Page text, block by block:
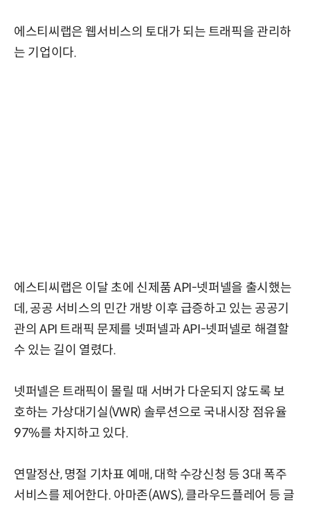
에스티씨랩은 웹서비스의 토대가 되는 트래픽을 관리하
는 기업이다.
에스티씨랩은 이달 초에 신제품 API-넷퍼넬을 출시했는
데, 공공 서비스의 민간 개방 이후 급증하고 있는 공공기
관의 API 트래픽 문제를 넷퍼넬과 API-넷퍼넬로 해결할
수 있는 길이 열렸다.
넷퍼넬은 트래픽이 몰릴 때 서버가 다운되지 않도록 보
호하는 가상대기실(VWR) 솔루션으로 국내시장 점유율
97%를 차지하고 있다.
연말정산, 명절 기차표 예매, 대학 수강신청 등 3대 폭주
서비스를 제어한다. 아마존(AWS), 클라우드플레어 등 글